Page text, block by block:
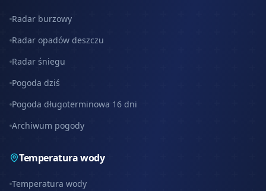
Radar burzowy
Radar opadów deszczu
Radar śniegu
Pogoda dziś
Pogoda długoterminowa 16 dni
Archiwum pogody
Temperatura wody
Temperatura wody